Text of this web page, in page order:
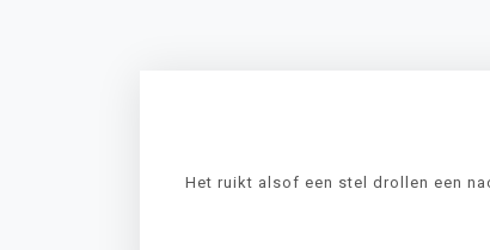
Het ruikt alsof een stel drollen een